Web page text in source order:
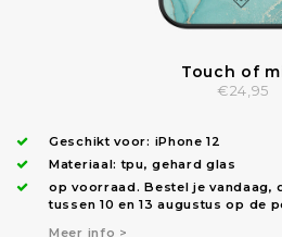
Touch of
€24,95
Geschikt voor: iPhone 12
Materiaal: tpu, gehard glas
op voorraad.Bestel je vandaag,
tussen 10 en 13 augustus op de
Meer info >